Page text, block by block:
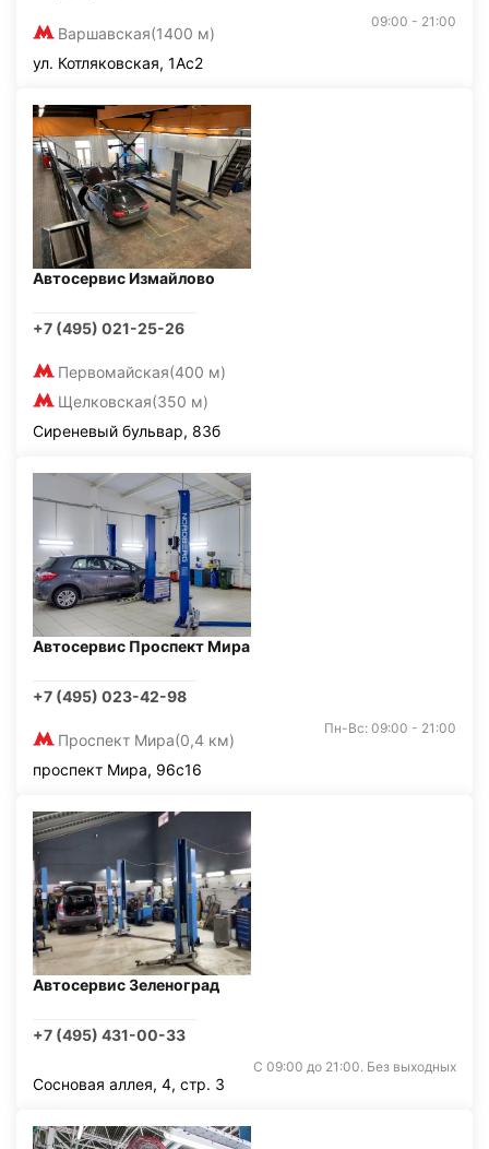
Варшавская(1400 м)
09:00 - 21:00
ул. Котляковская, 1Ас2
Автосервис Измайлово
+7 (495) 021-25-26
Первомайская(400 м)
Щелковская(350 м)
Сиреневый бульвар, 83б
Автосервис Проспект Мира
+7 (495) 023-42-98
Проспект Мира(0,4 км)
Пн-Вс: 09:00 - 21:00
проспект Мира, 96с16
Автосервис Зеленоград
+7 (495) 431-00-33
С 09:00 до 21:00. Без выходных
Сосновая аллея, 4, стр. 3